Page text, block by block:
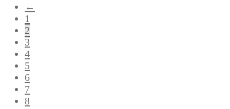
←
1
2
3
4
5
6
7
8